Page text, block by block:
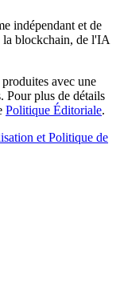
indépendant et de
la blockchain, de l'IA
avec une
Pour plus de détails
Politique Éditoriale.
et Politique de